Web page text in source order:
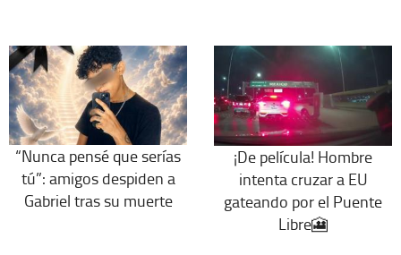
“Nunca pensé que serías
tú”: amigos despiden a
Gabriel tras su muerte
¡De película! Hombre
intenta cruzar a EU
gateando por el Puente
Libre🎦